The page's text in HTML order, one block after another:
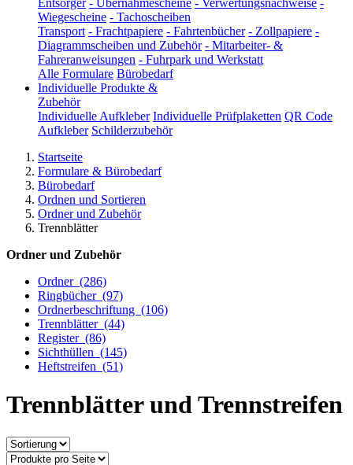
Entsorger - Übernahmescheine - Verwertungsnachweise -
Wiegescheine - Tachoscheiben
Transport - Frachtpapiere - Fahrtenbücher - Zollpapiere -
Diagrammscheiben und Zubehör - Mitarbeiter- &
Fahreranweisungen - Fuhrpark und Werkstatt
Alle Formulare Bürobedarf
Individuelle Produkte &
Zubehör
Individuelle Aufkleber Individuelle Prüfplaketten QR Code
Aufkleber Schilderzubehör
Startseite
Formulare & Bürobedarf
Bürobedarf
Ordnen und Sortieren
Ordner und Zubehör
Trennblätter
Ordner und Zubehör
Ordner (286)
Ringbücher (97)
Ordnerbeschriftung (106)
Trennblätter (44)
Register (86)
Sichthüllen (145)
Heftstreifen (51)
Trennblätter und Trennstreifen